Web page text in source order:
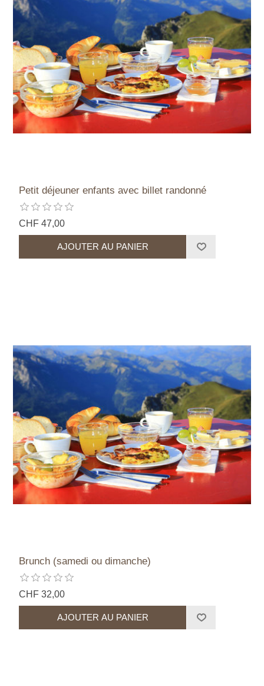
Petit déjeuner enfants avec billet randonné
CHF 47,00
Brunch (samedi ou dimanche)
CHF 32,00